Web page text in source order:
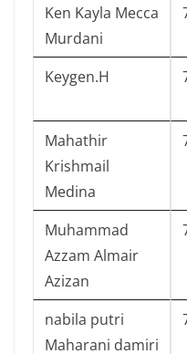
Ken Kayla Mecca
Murdani
Keygen.H
Mahathir
Krishmail
Medina
Muhammad
Azzam Almair
Azizan
nabila putri
Maharani damiri